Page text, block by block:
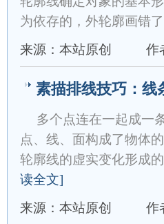
为依存的，外轮廓画错
来源：本站原创
作
素描排线技巧：线
多个点连在一起成一
点、线、面构成了物体
轮廓线的虚实变化形成
读全文]
来源：本站原创
作